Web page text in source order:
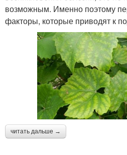
возможным. Именно поэтому
факторы, которые приводят к
читать дальше →